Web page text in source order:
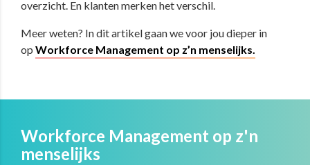
overzicht. En klanten merken het verschil.
Meer weten? In dit artikel gaan we voor jou dieper in
op Workforce Management op z’n menselijks.
Workforce Management op z'n
menselijks